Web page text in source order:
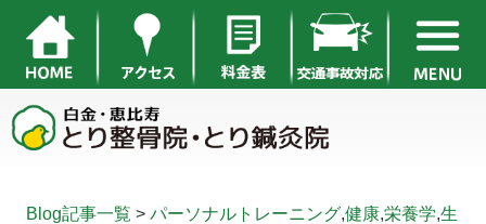
Blog記事一覧 > パーソナルトレーニング,健康,栄養学,生